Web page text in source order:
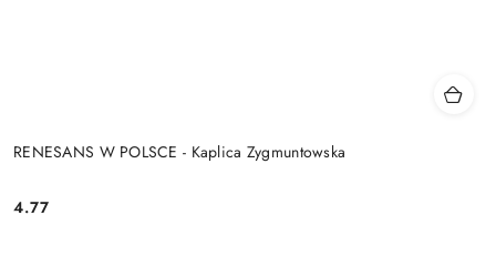
RENESANS W POLSCE - Kaplica Zygmuntowska
Cena:
4.77